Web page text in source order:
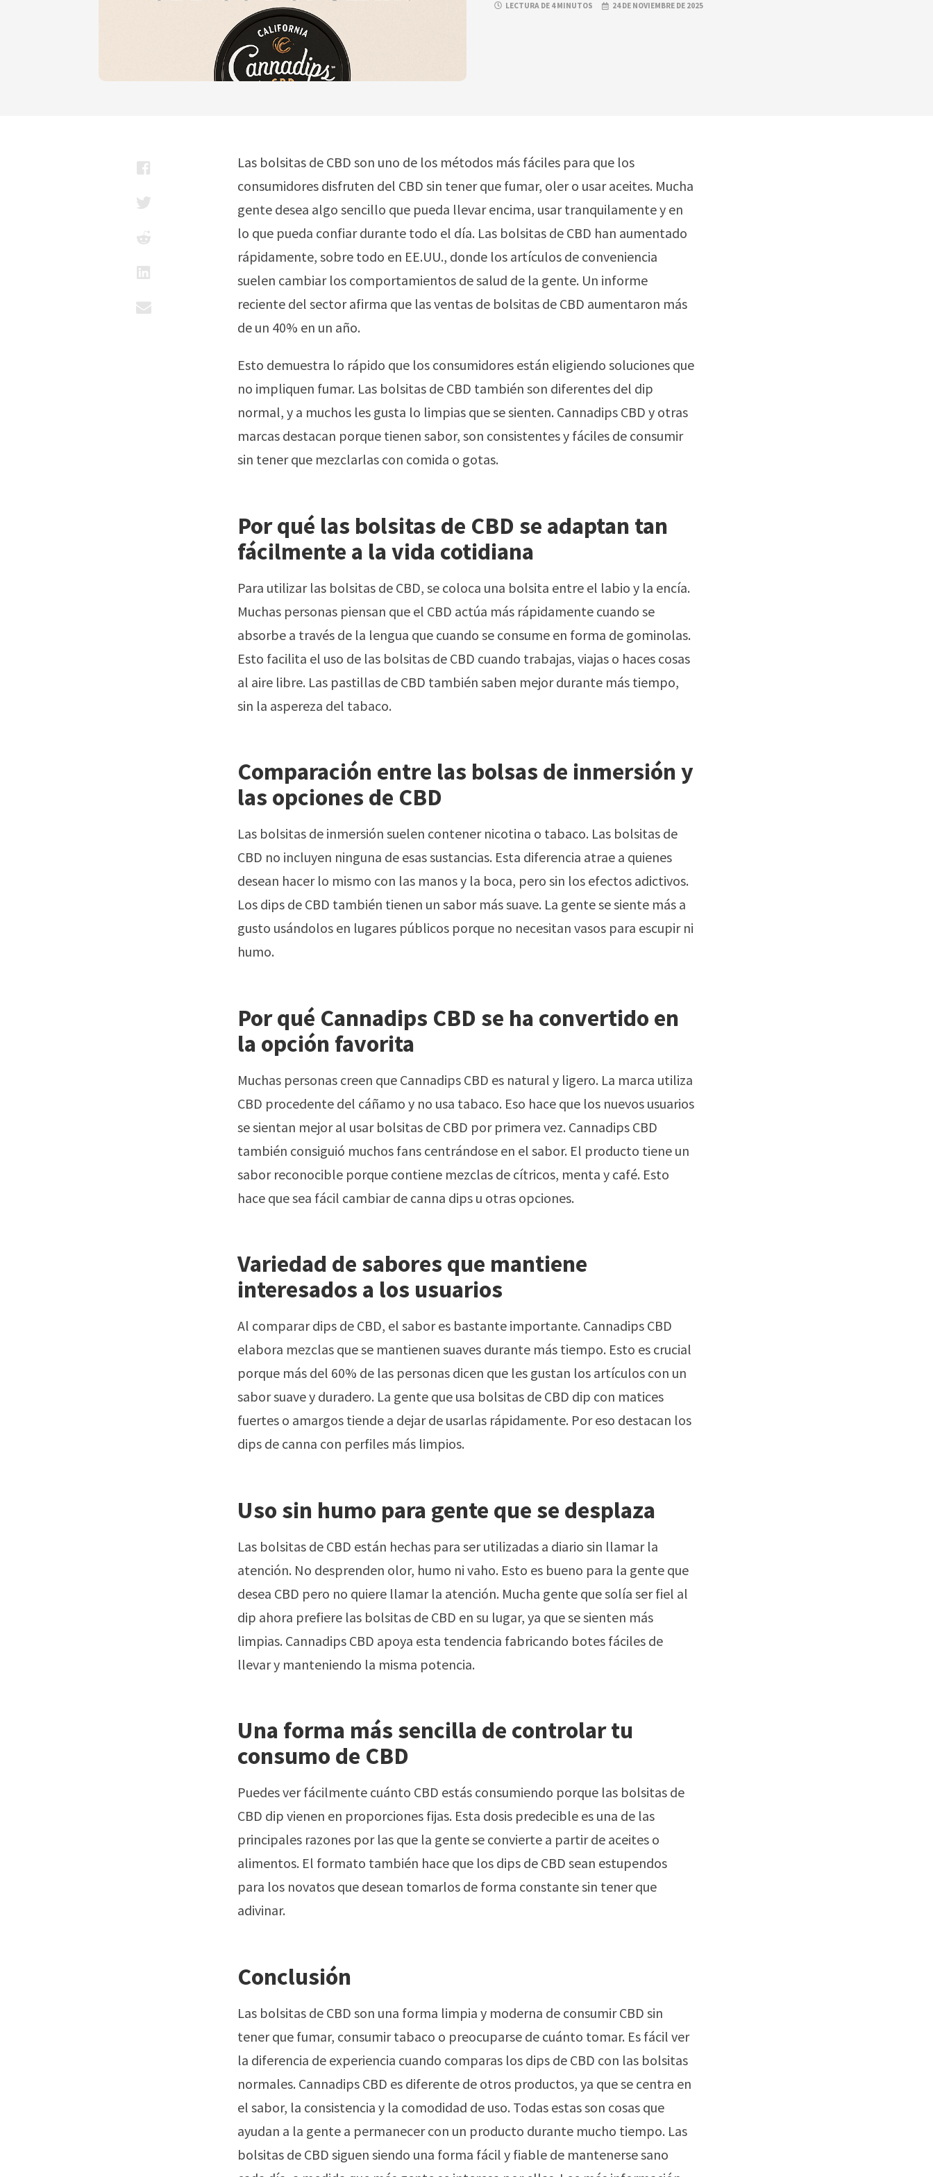
LECTURA DE 4 MINUTOS 24 DE NOVIEMBRE DE 2025
Las bolsitas de CBD son uno de los métodos más fáciles para que los
consumidores disfruten del CBD sin tener que fumar, oler o usar aceites. Mucha
gente desea algo sencillo que pueda llevar encima, usar tranquilamente y en
lo que pueda confiar durante todo el día. Las bolsitas de CBD han aumentado
rápidamente, sobre todo en EE.UU., donde los artículos de conveniencia
suelen cambiar los comportamientos de salud de la gente. Un informe
reciente del sector afirma que las ventas de bolsitas de CBD aumentaron más
de un 40% en un año.
Esto demuestra lo rápido que los consumidores están eligiendo soluciones que
no impliquen fumar. Las bolsitas de CBD también son diferentes del dip
normal, y a muchos les gusta lo limpias que se sienten. Cannadips CBD y otras
marcas destacan porque tienen sabor, son consistentes y fáciles de consumir
sin tener que mezclarlas con comida o gotas.
Por qué las bolsitas de CBD se adaptan tan
fácilmente a la vida cotidiana
Para utilizar las bolsitas de CBD, se coloca una bolsita entre el labio y la encía.
Muchas personas piensan que el CBD actúa más rápidamente cuando se
absorbe a través de la lengua que cuando se consume en forma de gominolas.
Esto facilita el uso de las bolsitas de CBD cuando trabajas, viajas o haces cosas
al aire libre. Las pastillas de CBD también saben mejor durante más tiempo,
sin la aspereza del tabaco.
Comparación entre las bolsas de inmersión y
las opciones de CBD
Las bolsitas de inmersión suelen contener nicotina o tabaco. Las bolsitas de
CBD no incluyen ninguna de esas sustancias. Esta diferencia atrae a quienes
desean hacer lo mismo con las manos y la boca, pero sin los efectos adictivos.
Los dips de CBD también tienen un sabor más suave. La gente se siente más a
gusto usándolos en lugares públicos porque no necesitan vasos para escupir ni
humo.
Por qué Cannadips CBD se ha convertido en
la opción favorita
Muchas personas creen que Cannadips CBD es natural y ligero. La marca utiliza
CBD procedente del cáñamo y no usa tabaco. Eso hace que los nuevos usuarios
se sientan mejor al usar bolsitas de CBD por primera vez. Cannadips CBD
también consiguió muchos fans centrándose en el sabor. El producto tiene un
sabor reconocible porque contiene mezclas de cítricos, menta y café. Esto
hace que sea fácil cambiar de canna dips u otras opciones.
Variedad de sabores que mantiene
interesados a los usuarios
Al comparar dips de CBD, el sabor es bastante importante. Cannadips CBD
elabora mezclas que se mantienen suaves durante más tiempo. Esto es crucial
porque más del 60% de las personas dicen que les gustan los artículos con un
sabor suave y duradero. La gente que usa bolsitas de CBD dip con matices
fuertes o amargos tiende a dejar de usarlas rápidamente. Por eso destacan los
dips de canna con perfiles más limpios.
Uso sin humo para gente que se desplaza
Las bolsitas de CBD están hechas para ser utilizadas a diario sin llamar la
atención. No desprenden olor, humo ni vaho. Esto es bueno para la gente que
desea CBD pero no quiere llamar la atención. Mucha gente que solía ser fiel al
dip ahora prefiere las bolsitas de CBD en su lugar, ya que se sienten más
limpias. Cannadips CBD apoya esta tendencia fabricando botes fáciles de
llevar y manteniendo la misma potencia.
Una forma más sencilla de controlar tu
consumo de CBD
Puedes ver fácilmente cuánto CBD estás consumiendo porque las bolsitas de
CBD dip vienen en proporciones fijas. Esta dosis predecible es una de las
principales razones por las que la gente se convierte a partir de aceites o
alimentos. El formato también hace que los dips de CBD sean estupendos
para los novatos que desean tomarlos de forma constante sin tener que
adivinar.
Conclusión
Las bolsitas de CBD son una forma limpia y moderna de consumir CBD sin
tener que fumar, consumir tabaco o preocuparse de cuánto tomar. Es fácil ver
la diferencia de experiencia cuando comparas los dips de CBD con las bolsitas
normales. Cannadips CBD es diferente de otros productos, ya que se centra en
el sabor, la consistencia y la comodidad de uso. Todas estas son cosas que
ayudan a la gente a permanecer con un producto durante mucho tiempo. Las
bolsitas de CBD siguen siendo una forma fácil y fiable de mantenerse sano